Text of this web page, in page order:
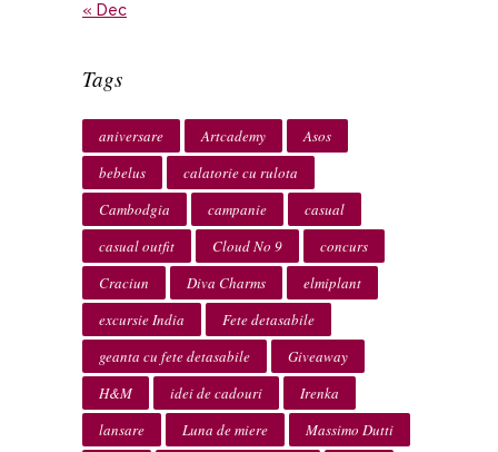
« Dec
Tags
aniversare Artcademy
Asos
bebelus
calatorie cu rulota
Cambodgia
campanie
casual
casual outfit
Cloud No 9
concurs
Craciun
Diva Charms
elmiplant
excursie India
Fete detasabile
geanta cu fete detasabile
Giveaway
H&M
idei de cadouri
Irenka
lansare
Luna de miere
Massimo Dutti